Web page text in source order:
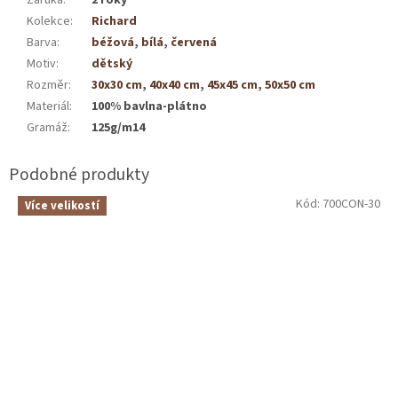
Kolekce:
Richard
Barva: béžová, bílá, červená
Motiv:
dětský
Rozměr: 30x30 cm, 40x40 cm, 45x45 cm, 50x50 cm
Materiál:
100% bavlna-plátno
Gramáž: 125g/m14
Více velikostí Kód: 700CON-30